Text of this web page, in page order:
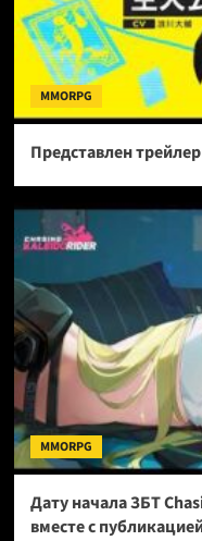
MMORPG
Представлен
MMORPG
Дату начала ЗБТ
вместе с